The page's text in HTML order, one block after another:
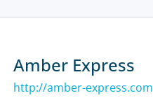
Amber Express
http://amber-express.com